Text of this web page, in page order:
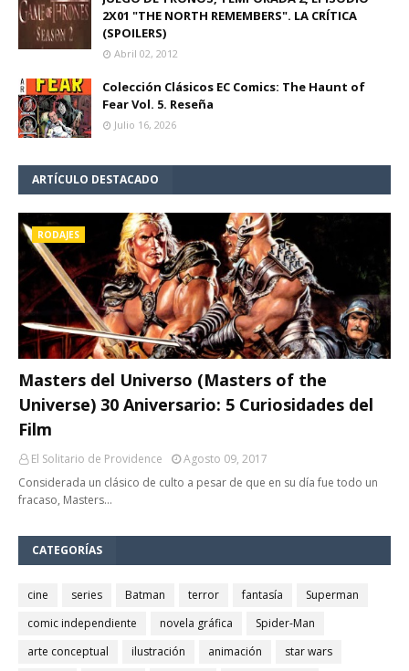
2X01 "THE NORTH REMEMBERS". LA CRÍTICA
(SPOILERS)
Abril 02, 2012
Colección Clásicos EC Comics: The Haunt of
Fear Vol. 5. Reseña
Julio 16, 2026
ARTÍCULO DESTACADO
RODAJES
Masters del Universo (Masters of the
Universe) 30 Aniversario: 5 Curiosidades del
Film
El Solitario de Providence
Agosto 09, 2017
Considerada un clásico de culto a pesar de que en su día fue todo un
fracaso, Masters…
CATEGORÍAS
cine series Batman terror fantasía
Superman
comic independiente
novela gráfica
Spider-Man
arte conceptual
ilustración animación
star wars